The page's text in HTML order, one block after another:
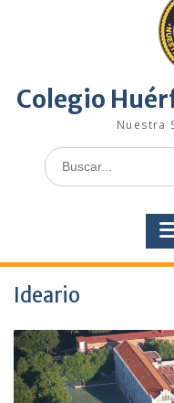
Colegio
Nuestra
Buscar:
Ideario